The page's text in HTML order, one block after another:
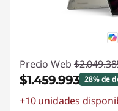
Precio Web
$1.459.993 28% de
Ahorros
+10 unidades